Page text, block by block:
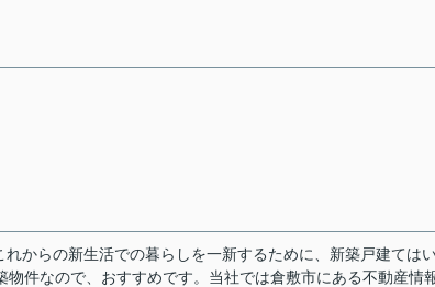
からの新生活での暮らしを一新するために、新築戸建ては
件なので、おすすめです。当社では倉敷市にある不動産情